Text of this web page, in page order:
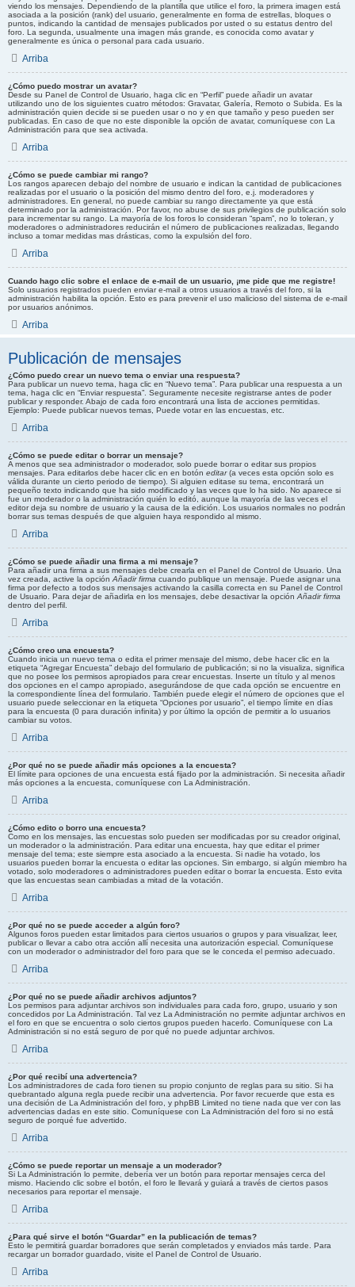
viendo los mensajes. Dependiendo de la plantilla que utilice el foro, la primera imagen está
asociada a la posición (rank) del usuario, generalmente en forma de estrellas, bloques o
puntos, indicando la cantidad de mensajes publicados por usted o su estatus dentro del
foro. La segunda, usualmente una imagen más grande, es conocida como avatar y
generalmente es única o personal para cada usuario.
Arriba
¿Cómo puedo mostrar un avatar?
Desde su Panel de Control de Usuario, haga clic en “Perfil” puede añadir un avatar
utilizando uno de los siguientes cuatro métodos: Gravatar, Galería, Remoto o Subida. Es la
administración quien decide si se pueden usar o no y en que tamaño y peso pueden ser
publicadas. En caso de que no este disponible la opción de avatar, comuníquese con La
Administración para que sea activada.
Arriba
¿Cómo se puede cambiar mi rango?
Los rangos aparecen debajo del nombre de usuario e indican la cantidad de publicaciones
realizadas por el usuario o la posición del mismo dentro del foro, e.j. moderadores y
administradores. En general, no puede cambiar su rango directamente ya que está
determinado por la administración. Por favor, no abuse de sus privilegios de publicación solo
para incrementar su rango. La mayoría de los foros lo consideran “spam”, no lo toleran, y
moderadores o administradores reducirán el número de publicaciones realizadas, llegando
incluso a tomar medidas mas drásticas, como la expulsión del foro.
Arriba
Cuando hago clic sobre el enlace de e-mail de un usuario, ¡me pide que me registre!
Solo usuarios registrados pueden enviar e-mail a otros usuarios a través del foro, si la
administración habilita la opción. Esto es para prevenir el uso malicioso del sistema de e-mail
por usuarios anónimos.
Arriba
Publicación de mensajes
¿Cómo puedo crear un nuevo tema o enviar una respuesta?
Para publicar un nuevo tema, haga clic en “Nuevo tema”. Para publicar una respuesta a un
tema, haga clic en “Enviar respuesta”. Seguramente necesite registrarse antes de poder
publicar y responder. Abajo de cada foro encontrará una lista de acciones permitidas.
Ejemplo: Puede publicar nuevos temas, Puede votar en las encuestas, etc.
Arriba
¿Cómo se puede editar o borrar un mensaje?
A menos que sea administrador o moderador, solo puede borrar o editar sus propios
mensajes. Para editarlos debe hacer clic en en botón editar(a veces esta opción solo es
válida durante un cierto periodo de tiempo). Si alguien editase su tema, encontrará un
pequeño texto indicando que ha sido modificado y las veces que lo ha sido. No aparece si
fue un moderador o la administración quién lo editó, aunque la mayoría de las veces el
editor deja su nombre de usuario y la causa de la edición. Los usuarios normales no podrán
borrar sus temas después de que alguien haya respondido al mismo.
Arriba
¿Cómo se puede añadir una firma a mi mensaje?
Para añadir una firma a sus mensajes debe crearla en el Panel de Control de Usuario. Una
vez creada, active la opción Añadir firma cuando publique un mensaje. Puede asignar una
firma por defecto a todos sus mensajes activando la casilla correcta en su Panel de Control
de Usuario. Para dejar de añadirla en los mensajes, debe desactivar la opción Añadir firma
dentro del perfil.
Arriba
¿Cómo creo una encuesta?
Cuando inicia un nuevo tema o edita el primer mensaje del mismo, debe hacer clic en la
etiqueta “Agregar Encuesta” debajo del formulario de publicación; si no la visualiza, significa
que no posee los permisos apropiados para crear encuestas. Inserte un título y al menos
dos opciones en el campo apropiado, asegurándose de que cada opción se encuentre en
la correspondiente línea del formulario. También puede elegir el número de opciones que el
usuario puede seleccionar en la etiqueta “Opciones por usuario”, el tiempo límite en días
para la encuesta (0 para duración infinita) y por último la opción de permitir a lo usuarios
cambiar su votos.
Arriba
¿Por qué no se puede añadir más opciones a la encuesta?
El límite para opciones de una encuesta está fijado por la administración. Si necesita añadir
más opciones a la encuesta, comuníquese con La Administración.
Arriba
¿Cómo edito o borro una encuesta?
Como en los mensajes, las encuestas solo pueden ser modificadas por su creador original,
un moderador o la administración. Para editar una encuesta, hay que editar el primer
mensaje del tema; este siempre esta asociado a la encuesta. Si nadie ha votado, los
usuarios pueden borrar la encuesta o editar las opciones. Sin embargo, si algún miembro ha
votado, solo moderadores o administradores pueden editar o borrar la encuesta. Esto evita
que las encuestas sean cambiadas a mitad de la votación.
Arriba
¿Por qué no se puede acceder a algún foro?
Algunos foros pueden estar limitados para ciertos usuarios o grupos y para visualizar, leer,
publicar o llevar a cabo otra acción allí necesita una autorización especial. Comuníquese
con un moderador o administrador del foro para que se le conceda el permiso adecuado.
Arriba
¿Por qué no se puede añadir archivos adjuntos?
Los permisos para adjuntar archivos son individuales para cada foro, grupo, usuario y son
concedidos por La Administración. Tal vez La Administración no permite adjuntar archivos en
el foro en que se encuentra o solo ciertos grupos pueden hacerlo. Comuníquese con La
Administración si no está seguro de por qué no puede adjuntar archivos.
Arriba
¿Por qué recibí una advertencia?
Los administradores de cada foro tienen su propio conjunto de reglas para su sitio. Si ha
quebrantado alguna regla puede recibir una advertencia. Por favor recuerde que esta es
una decisión de La Administración del foro, y phpBB Limited no tiene nada que ver con las
advertencias dadas en este sitio. Comuníquese con La Administración del foro si no está
seguro de porqué fue advertido.
Arriba
¿Cómo se puede reportar un mensaje a un moderador?
Si La Administración lo permite, debería ver un botón para reportar mensajes cerca del
mismo. Haciendo clic sobre el botón, el foro le llevará y guiará a través de ciertos pasos
necesarios para reportar el mensaje.
Arriba
¿Para qué sirve el botón “Guardar” en la publicación de temas?
Esto le permitirá guardar borradores que serán completados y enviados más tarde. Para
recargar un borrador guardado, visite el Panel de Control de Usuario.
Arriba